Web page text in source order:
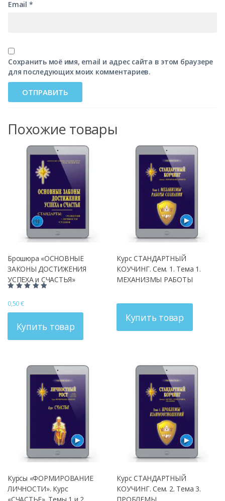
Email *
Сохранить моё имя, email и адрес сайта в этом браузере
для последующих моих комментариев.
Похожие товары
Брошюра «ОСНОВНЫЕ
ЗАКОНЫ ДОСТИЖЕНИЯ
УСПЕХА и СЧАСТЬЯ»
5.00
из 5
0,50€
Купить товар
Курс СТАНДАРТНЫЙ
КОУЧИНГ. Сем. 1. Тема 1.
МЕХАНИЗМЫ РАБОТЫ
Купить товар
Курсы «ФОРМИРОВАНИЕ
ЛИЧНОСТИ». Курс
Курс СТАНДАРТНЫЙ
КОУЧИНГ. Сем. 2. Тема 3.